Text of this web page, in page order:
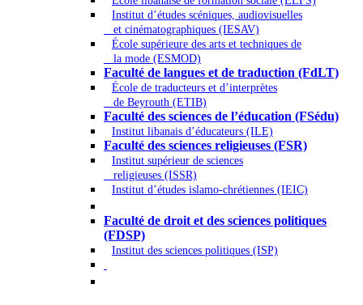
Institut d’études scéniques, audiovisuelles
et cinématographiques (IESAV)
École supérieure des arts et techniques de
la mode (ESMOD)
Faculté de langues et de traduction (FdLT)
École de traducteurs et d’interprètes
de Beyrouth (ETIB)
Faculté des sciences de l’éducation (FSédu)
Institut libanais d’éducateurs (ILE)
Faculté des sciences religieuses (FSR)
Institut supérieur de sciences
religieuses (ISSR)
Institut d’études islamo-chrétiennes (IEIC)
Faculté de droit et des sciences politiques
(FDSP)
Institut des sciences politiques (ISP)